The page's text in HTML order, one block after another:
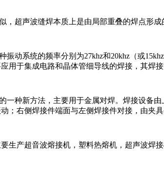
，超声波缝焊本质上是由局部重叠的焊点形
振动系统的频率分别为27khz和20khz（或
用于集成电路和晶体管细导线的焊接，其焊
一种新方法，主要用于金属对焊。焊接设备
；右侧焊接件端面与左侧焊接件对接，由夹
生产超音波熔接机，塑料热熔机，超声波焊